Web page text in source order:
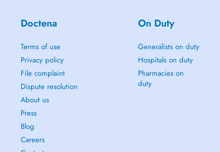
- Orthopädische Sprechstunde (Dr Annelies Sagaert)
- Psychotherapie (Psychotherapeutin Frau Carmen Sinner)
- Umfassende Labordiagnostik
Montags - Freitags: 06.00 - 12.00 Uhr,
Samstags: 07.00 - 12.00 Uhr.
Doctena
Terms of use
Privacy policy
File complaint
Dispute resolution
About us
Press
Blog
Careers
On Duty
Generalists on duty
Hospitals on duty
Pharmacies on
duty